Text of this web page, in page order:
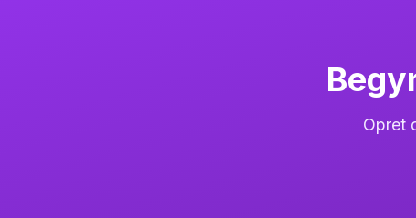
Opret